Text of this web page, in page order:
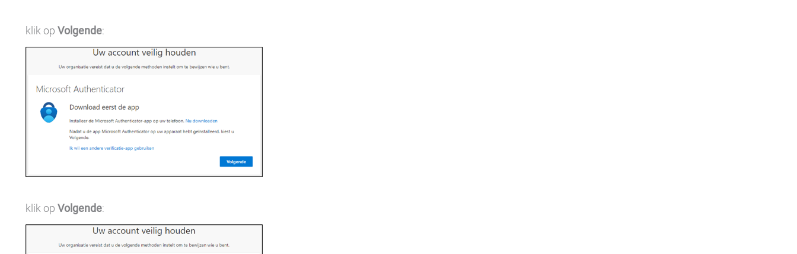
klik op Volgende:
klik op Volgende: